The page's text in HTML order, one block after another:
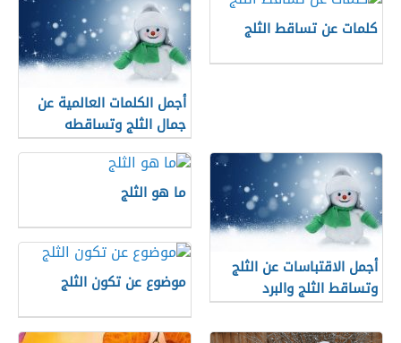
كلمات عن تساقط الثلج
أجمل الكلمات العالمية عن
جمال الثلج وتساقطه
أجمل الاقتباسات عن الثلج
وتساقط الثلج والبرد
ما هو الثلج
موضوع عن تكون الثلج